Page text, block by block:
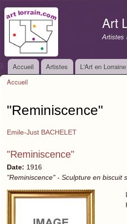
Art
Artistes
Menu principal
Accueil Artistes L'Art en Lorraine
Accueil
"Reminiscence"
Emile-Just BACHELET
"Reminiscence"
Date: 1916
"Reminiscence" - Sculpture en biscuit